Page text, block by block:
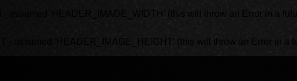
assumed 'HEADER_IMAGE_WIDTH' (this will throw an Error in a
- assumed 'HEADER_IMAGE_HEIGHT' (this will throw an Error in a